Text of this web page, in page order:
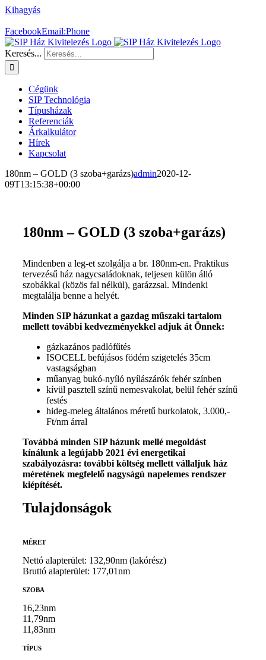
Kihagyás
FacebookEmail:Phone
Keresés...
Cégünk
SIP Technológia
Típusházak
Referenciák
Árkalkulátor
Hírek
Kapcsolat
180nm – GOLD (3 szoba+garázs)admin2020-12-
09T13:15:38+00:00
180nm – GOLD (3 szoba+garázs)
Mindenben a leg-et szolgálja a br. 180nm-en. Praktikus
tervezésű ház nagycsaládoknak, teljesen külön álló
szobákkal (közös fal nélkül), garázzsal. Mindenki
megtalálja benne a helyét.
Minden SIP házunkat a gazdag műszaki tartalom
mellett további kedvezményekkel adjuk át Önnek:
gázkazános padlófűtés
ISOCELL befújásos födém szigetelés 35cm
vastagságban
műanyag bukó-nyíló nyílászárók fehér színben
kívül pasztell színű nemesvakolat, belül fehér színű
festés
hideg-meleg általános méretű burkolatok, 3.000,-
Ft/nm árral
Továbbá minden SIP házunk mellé megoldást
kínálunk a legújabb 2021 évi energetikai
szabályozásra: további költség mellett vállaljuk ház
méretének megfelelő nagyságú napelemes rendszer
kiépítését.
Tulajdonságok
MÉRET
Nettó alapterület: 132,90nm (lakórész)
Bruttó alapterület: 177,01nm
SZOBA
16,23nm
11,79nm
11,83nm
TÍPUS